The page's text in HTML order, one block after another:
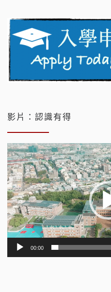
影片：認識有得
視
訊
播
放
器
00:00